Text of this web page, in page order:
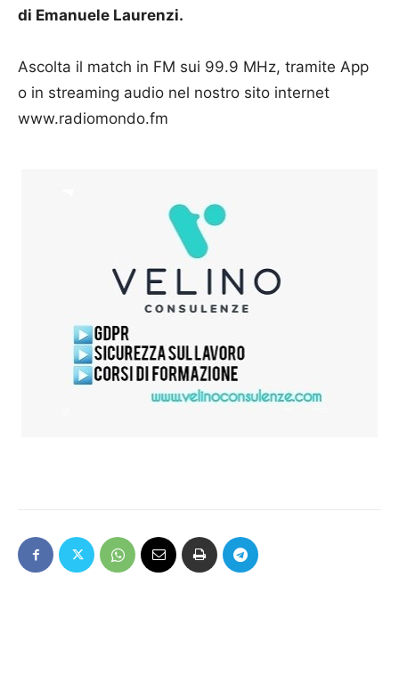
di Emanuele Laurenzi.
Ascolta il match in FM sui 99.9 MHz, tramite App
o in streaming audio nel nostro sito internet
www.radiomondo.fm